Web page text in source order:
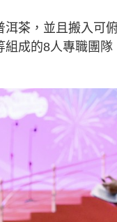
洱茶，並且搬入可
組成的8人專職團隊